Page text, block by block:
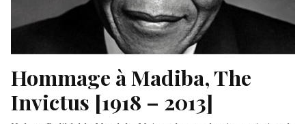
Hommage à Madiba, The
Invictus [1918 – 2013]